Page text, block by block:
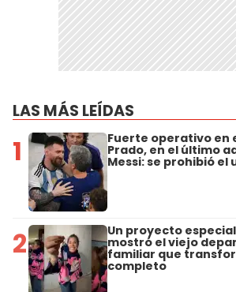
LAS MÁS LEÍDAS
1 Fuerte operativo en
Prado, en el último
Messi: se prohibió el
2 Un proyecto
mostró el viejo
familiar que
completo